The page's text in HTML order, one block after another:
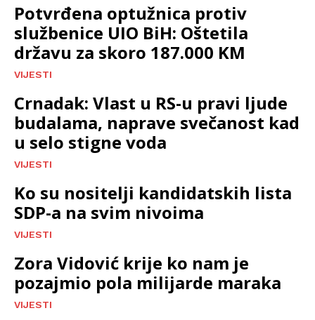
Potvrđena optužnica protiv
službenice UIO BiH: Oštetila
državu za skoro 187.000 KM
VIJESTI
Crnadak: Vlast u RS-u pravi ljude
budalama, naprave svečanost kad
u selo stigne voda
VIJESTI
Ko su nositelji kandidatskih lista
SDP-a na svim nivoima
VIJESTI
Zora Vidović krije ko nam je
pozajmio pola milijarde maraka
VIJESTI